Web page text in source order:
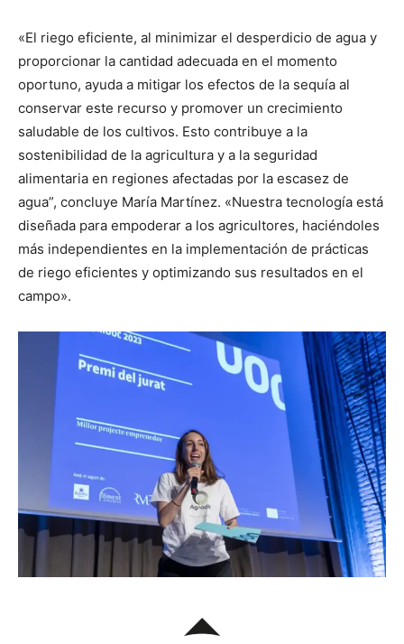
«El riego eficiente, al minimizar el desperdicio de agua y
proporcionar la cantidad adecuada en el momento
oportuno, ayuda a mitigar los efectos de la sequía al
conservar este recurso y promover un crecimiento
saludable de los cultivos. Esto contribuye a la
sostenibilidad de la agricultura y a la seguridad
alimentaria en regiones afectadas por la escasez de
agua”, concluye María Martínez. «Nuestra tecnología está
diseñada para empoderar a los agricultores, haciéndoles
más independientes en la implementación de prácticas
de riego eficientes y optimizando sus resultados en el
campo».